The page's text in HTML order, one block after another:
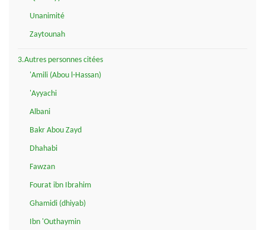
Unanimité
Zaytounah
3.Autres personnes citées
'Amili (Abou l-Hassan)
'Ayyachi
Albani
Bakr Abou Zayd
Dhahabi
Fawzan
Fourat ibn Ibrahim
Ghamidi (dhiyab)
Ibn 'Outhaymin